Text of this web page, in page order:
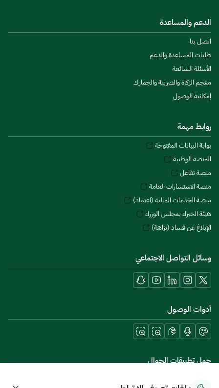
الدعم والمساعدة
اتصل بنا
طلبات المساعدة والدعم
الأسئلة الشائعة
معجم الزكاة والضريبة والجمارك
إمكانية الوصول
روابط مهمة
بوابة البيانات المفتوحة
المنصة الوطنية
منصة تفاعل
منصة الاستشارات العامة
منصة الخدمات المالية (اعتماد)
هيئة الخبراء بمجلس الوزراء
الإبلاغ عن فساد (نزاهة)
وسائل التواصل الاجتماعي
أدوات الوصول
حمل تطبيقات الجوال